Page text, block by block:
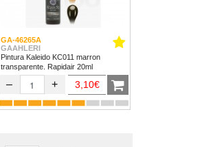
GA-46265A
GAAHLERI
Pintura Kaleido KC011 marron
transparente. Rapidair 20ml
– + 3,10€